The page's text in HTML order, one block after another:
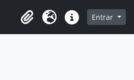
Área de Transferência
Idioma Atalhos Entrar